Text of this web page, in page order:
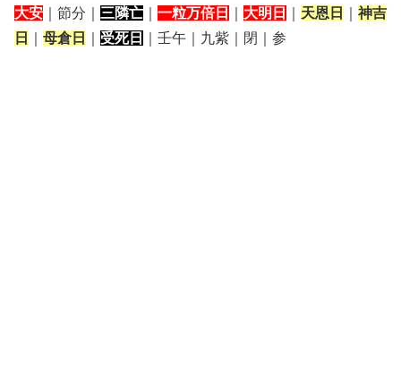
大安 ｜節分｜ 三隣亡 一粒万倍日 大明日 天恩日
神吉
日
母倉日 受死日 ｜壬午｜九紫｜閉｜参